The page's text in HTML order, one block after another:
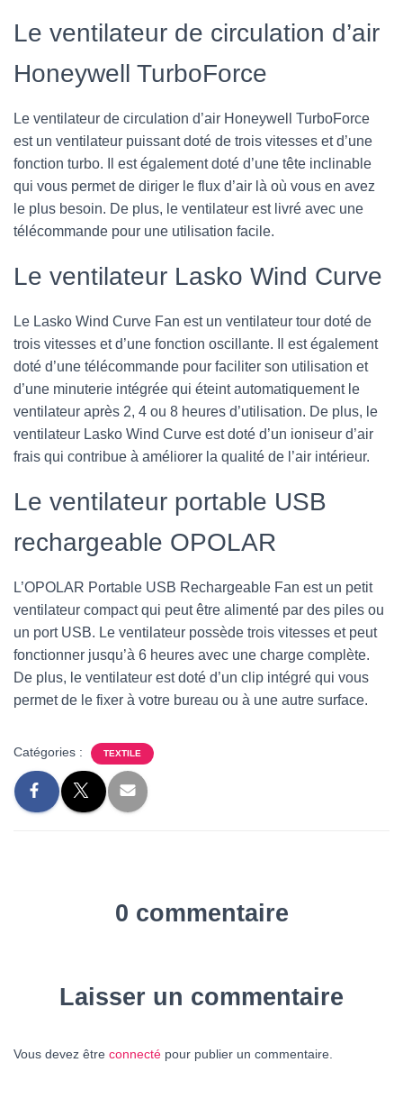
Le ventilateur de circulation d’air
Honeywell TurboForce
Le ventilateur de circulation d’air Honeywell TurboForce
est un ventilateur puissant doté de trois vitesses et d’une
fonction turbo. Il est également doté d’une tête inclinable
qui vous permet de diriger le flux d’air là où vous en avez
le plus besoin. De plus, le ventilateur est livré avec une
télécommande pour une utilisation facile.
Le ventilateur Lasko Wind Curve
Le Lasko Wind Curve Fan est un ventilateur tour doté de
trois vitesses et d’une fonction oscillante. Il est également
doté d’une télécommande pour faciliter son utilisation et
d’une minuterie intégrée qui éteint automatiquement le
ventilateur après 2, 4 ou 8 heures d’utilisation. De plus, le
ventilateur Lasko Wind Curve est doté d’un ioniseur d’air
frais qui contribue à améliorer la qualité de l’air intérieur.
Le ventilateur portable USB
rechargeable OPOLAR
L’OPOLAR Portable USB Rechargeable Fan est un petit
ventilateur compact qui peut être alimenté par des piles ou
un port USB. Le ventilateur possède trois vitesses et peut
fonctionner jusqu’à 6 heures avec une charge complète.
De plus, le ventilateur est doté d’un clip intégré qui vous
permet de le fixer à votre bureau ou à une autre surface.
Catégories : TEXTILE
0 commentaire
Laisser un commentaire
Vous devez être connecté pour publier un commentaire.